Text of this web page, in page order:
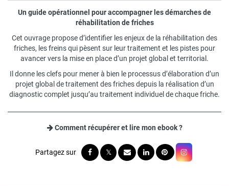
Un guide opérationnel pour accompagner les démarches de
réhabilitation de friches
Cet ouvrage propose d’identifier les enjeux de la réhabilitation des
friches, les freins qui pèsent sur leur traitement et les pistes pour
avancer vers la mise en place d’un projet global et territorial.
Il donne les clefs pour mener à bien le processus d’élaboration d’un
projet global de traitement des friches depuis la réalisation d’un
diagnostic complet jusqu’au traitement individuel de chaque friche.
Comment récupérer et lire mon ebook ?